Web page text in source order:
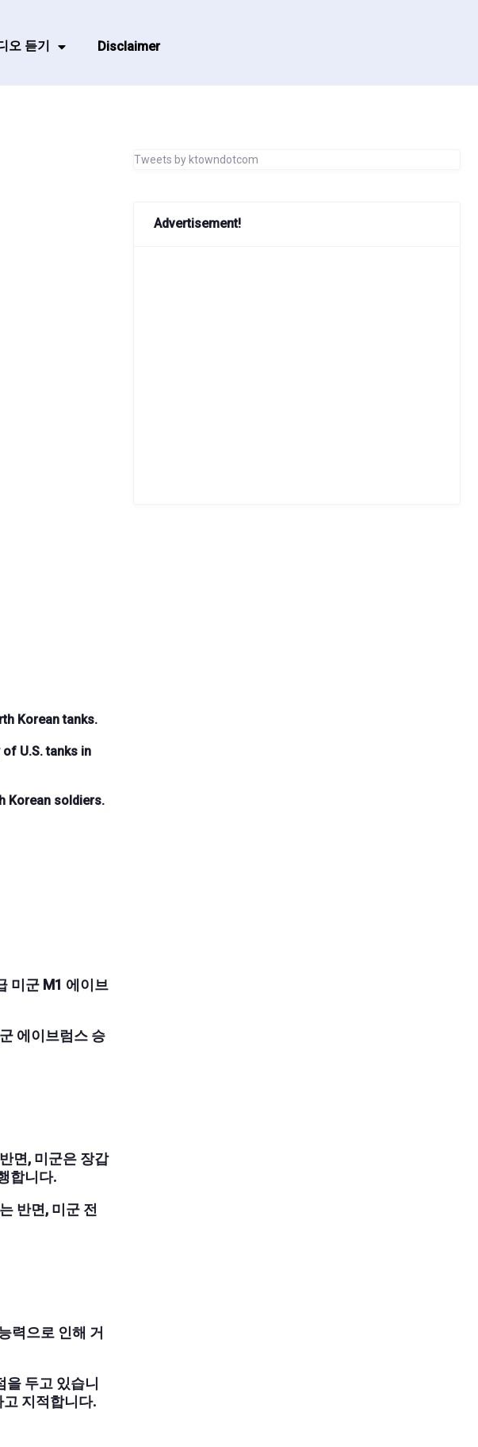
오 듣기 Disclaimer
Korean tanks.
U.S. tanks in
Korean soldiers.
미군 M1 에이브
에이브럼스 승
면, 미군은 장갑
합니다.
반면, 미군 전
력으로 인해 거
을 두고 있습니
지적합니다.
Tweets by ktowndotcom
Advertisement!